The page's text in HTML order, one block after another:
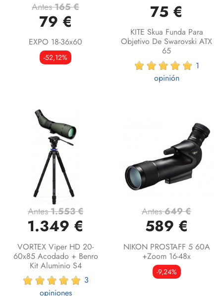
Antes165 €
79 €
EXPO 18-36x60
-52,12%
75 €
KITE Skua Funda Para
Objetivo De Swarovski ATX
65
1
opinión
Antes1.553 €
1.349 €
VORTEX Viper HD 20-
60x85 Acodado + Benro
Kit Aluminio S4
3
opiniones
Antes649 €
589 €
NIKON PROSTAFF 5 60A
+Zoom 16-48x
-9,24%